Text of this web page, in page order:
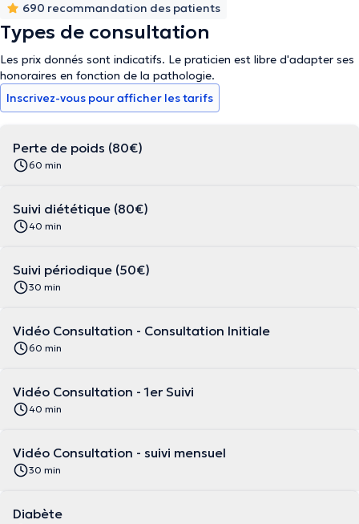
690 recommandation des patients
Types de consultation
Les prix donnés sont indicatifs. Le praticien est libre d'adapter ses
honoraires en fonction de la pathologie.
Inscrivez-vous pour afficher les tarifs
Perte de poids (80€)
60 min
Suivi diététique (80€)
40 min
Suivi périodique (50€)
30 min
Vidéo Consultation - Consultation Initiale
60 min
Vidéo Consultation - 1er Suivi
40 min
Vidéo Consultation - suivi mensuel
30 min
Diabète